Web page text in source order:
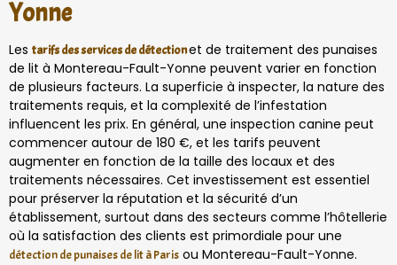
Yonne
Les tarifs des services de détectionet de traitement des punaises
de lit à Montereau-Fault-Yonne peuvent varier en fonction
de plusieurs facteurs. La superficie à inspecter, la nature des
traitements requis, et la complexité de l’infestation
influencent les prix. En général, une inspection canine peut
commencer autour de 180 €, et les tarifs peuvent
augmenter en fonction de la taille des locaux et des
traitements nécessaires. Cet investissement est essentiel
pour préserver la réputation et la sécurité d’un
établissement, surtout dans des secteurs comme l’hôtellerie
où la satisfaction des clients est primordiale pour une
détection de punaises de lit à Paris ou Montereau-Fault-Yonne.